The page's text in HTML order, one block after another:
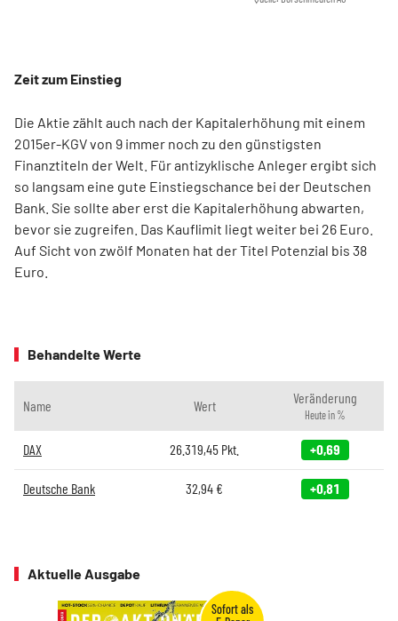
Zeit zum Einstieg
Die Aktie zählt auch nach der Kapitalerhöhung mit einem
2015er-KGV von 9 immer noch zu den günstigsten
Finanztiteln der Welt. Für antizyklische Anleger ergibt sich
so langsam eine gute Einstiegschance bei der Deutschen
Bank. Sie sollte aber erst die Kapitalerhöhung abwarten,
bevor sie zugreifen. Das Kauflimit liegt weiter bei 26 Euro.
Auf Sicht von zwölf Monaten hat der Titel Potenzial bis 38
Euro.
Behandelte Werte
Name Wert Veränderung
Heute in %
DAX 26.319,45 Pkt. +0,69
Deutsche Bank 32,94 € +0,81
Aktuelle Ausgabe